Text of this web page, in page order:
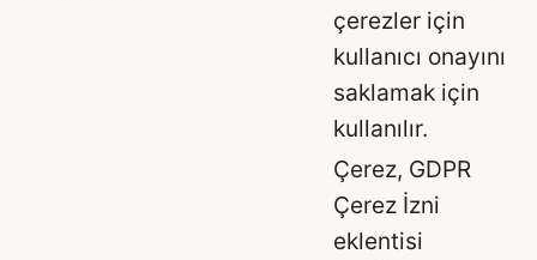
çerezler için
kullanıcı onayını
saklamak için
kullanılır.
Çerez, GDPR
Çerez İzni
eklentisi